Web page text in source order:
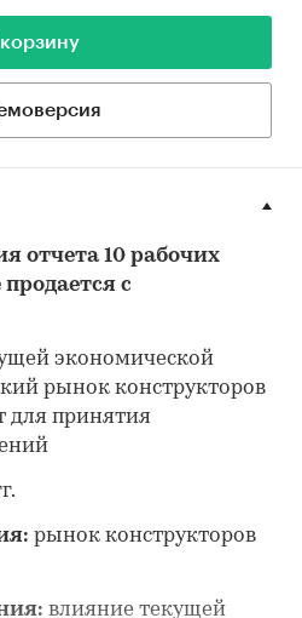
корзину
отчета 10 рабочих
с
экономической
рынок конструкторов
для принятия
рынок конструкторов
влияние текущей